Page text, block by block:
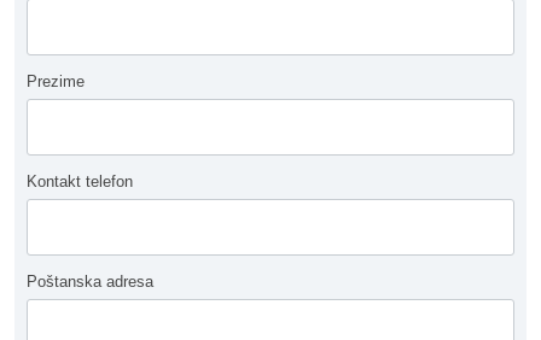
Prezime
Kontakt telefon
Poštanska adresa